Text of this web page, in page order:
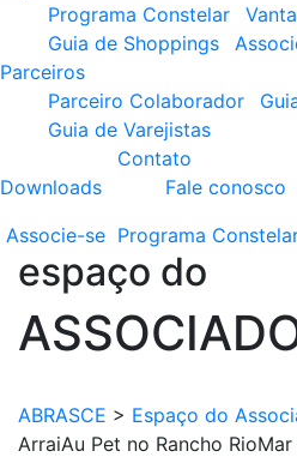
Programa Constelar
Guia de Shoppings
Parceiros
Parceiro Colaborador
Guia de Varejistas
Downloads
Contato
Fale conosco
Associe-se Programa
espaço do
ABRASCE > Espaço do
ArraiAu Pet no Rancho